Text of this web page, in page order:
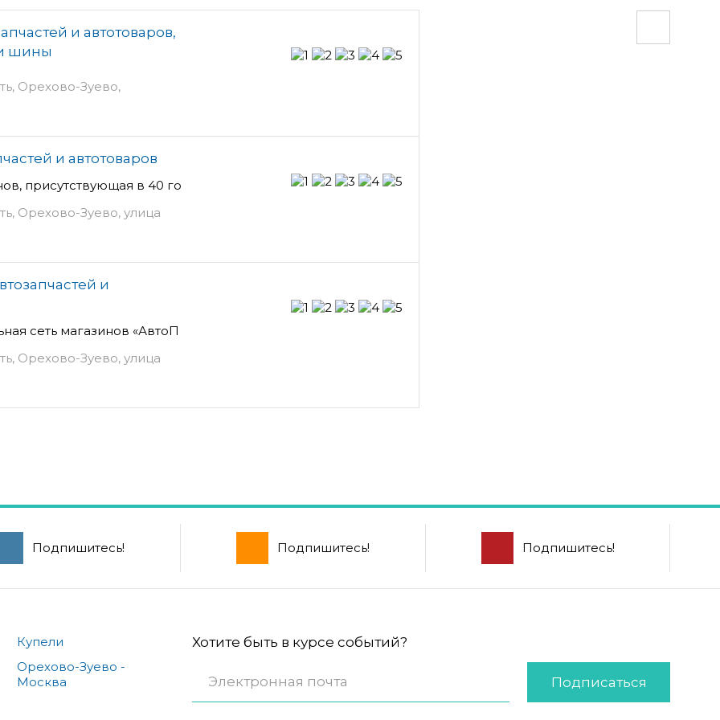
и автотоваров,
шины
Орехово-Зуево,
и автотоваров
присутствующая в 40 го
Орехово-Зуево, улица
и
сеть магазинов «АвтоП
Орехово-Зуево, улица
Подпишитесь! Подпишитесь! Подпишитесь!
Купели
Орехово-Зуево -
Москва
Хотите быть в курсе событий?
Подписаться